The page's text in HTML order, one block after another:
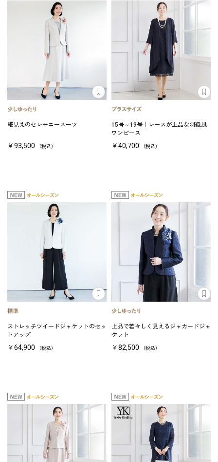
細見えのセレモニースーツ
￥93,500 （税込）
15号～19号｜レースが上品な羽織風
ワンピース
￥40,700 （税込）
ストレッチツイードジャケットのセッ
トアップ
￥64,900 （税込）
上品で若々しく見えるジャカードジャ
ケット
￥82,500 （税込）